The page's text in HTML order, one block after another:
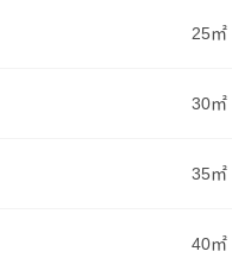
25㎡
30㎡
35㎡
40㎡